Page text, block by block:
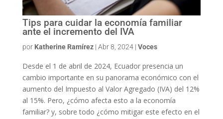
Tips para cuidar la economía familiar
ante el incremento del IVA
por Katherine Ramírez| Abr 8, 2024| Voces
Desde el 1 de abril de 2024, Ecuador presencia un
cambio importante en su panorama económico con el
aumento del Impuesto al Valor Agregado (IVA) del 12%
al 15%. Pero, ¿cómo afecta esto a la economía
familiar? y, sobre todo ¿cómo mitigar este efecto en el